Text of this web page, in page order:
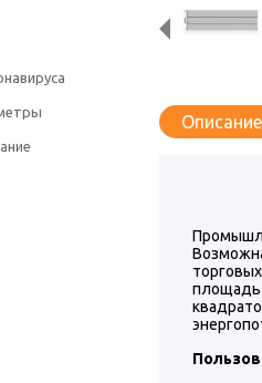
Описание